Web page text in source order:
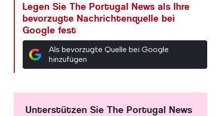
Legen Sie The Portugal News als Ihre
bevorzugte Nachrichtenquelle bei
Google fest
Als bevorzugte Quelle bei Google
hinzufügen
Unterstützen Sie The Portugal News